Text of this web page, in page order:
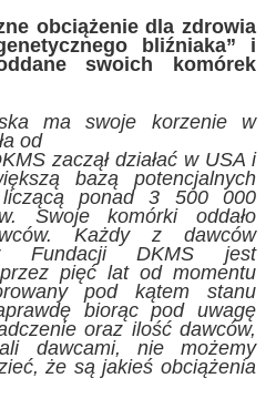
obciążenie dla zdrowia
bliźniaka” i
swoich komórek
ma swoje korzenie w
od
zaczął działać w USA i
bazą potencjalnych
ponad 3 500 000
Swoje komórki oddało
Każdy z dawców
Fundacji DKMS jest
pięć lat od momentu
pod kątem stanu
biorąc pod uwagę
oraz ilość dawców,
dawcami, nie możemy
że są jakieś obciążenia